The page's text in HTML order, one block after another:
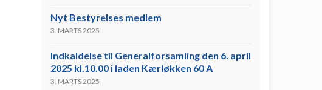
Nyt Bestyrelses medlem
3. MARTS 2025
Indkaldelse til Generalforsamling den 6. april
2025 kl.10.00 i laden Kærløkken 60 A
3. MARTS 2025